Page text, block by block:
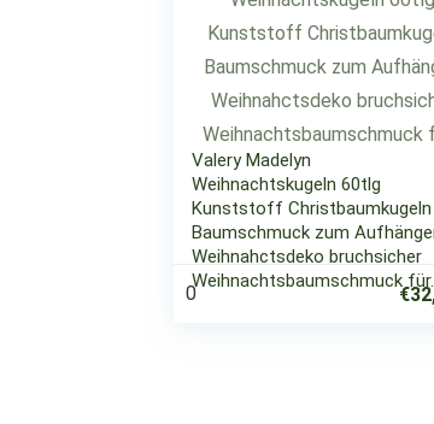
Valery Madelyn
Weihnachtskugeln 60tlg
Kunststoff Christbaumkugeln
Baumschmuck zum
Weihnahctsdeko bruchsicher
Weihnachtsbaumschmuck
0 €